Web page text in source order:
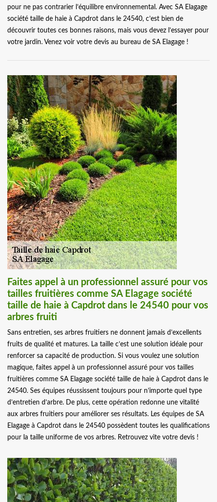
pour ne pas contrarier l’équilibre environnemental. Avec SA Elagage
société taille de haie à Capdrot dans le 24540, c’est bien de
découvrir toutes ces bonnes raisons, mais vous devez l’essayer pour
votre jardin. Venez voir votre devis au bureau de SA Elagage !
Faites appel à un professionnel assuré pour vos
tailles fruitières comme SA Elagage société
taille de haie à Capdrot dans le 24540 pour vos
arbres fruiti
Sans entretien, ses arbres fruitiers ne donnent jamais d’excellents
fruits de qualité et matures. La taille c’est une solution idéale pour
renforcer sa capacité de production. Si vous voulez une solution
magique, faites appel à un professionnel assuré pour vos tailles
fruitières comme SA Elagage société taille de haie à Capdrot dans le
24540. Ses équipes réussissent toujours pour n’importe quel type
d’entretien d’arbre. De plus, cette opération redonne une vitalité
aux arbres fruitiers pour améliorer ses résultats. Les équipes de SA
Elagage à Capdrot dans le 24540 possèdent toutes les qualifications
pour la taille uniforme de vos arbres. Retrouvez vite votre devis !